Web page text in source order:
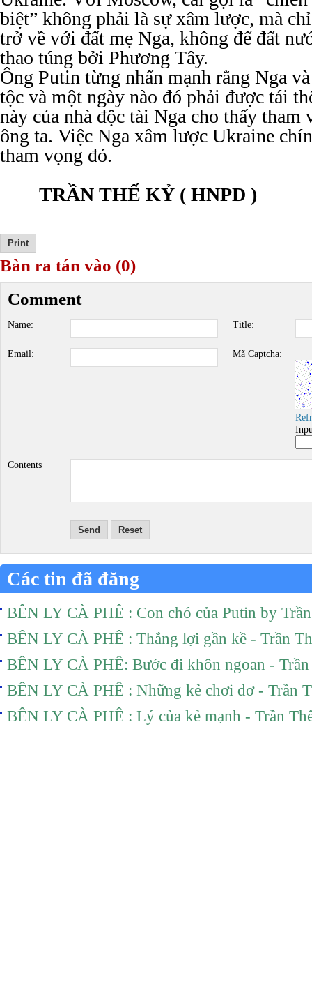
biệt” không phải là sự xâm lược, mà
trở về với đất mẹ Nga, không để đất
thao túng bởi Phương Tây.
Ông Putin từng nhấn mạnh rằng Nga
tộc và một ngày nào đó phải được tái
này của nhà độc tài Nga cho thấy tham
ông ta. Việc Nga xâm lược Ukraine
tham vọng đó.
TRẦN THẾ KỶ ( HNPD )
Bàn ra tán vào (0)
Comment
Name: Title:
Email: Mã Captcha:
Contents
Send Reset
Các tin đã đăng
BÊN LY CÀ PHÊ : Con chó của Putin by
BÊN LY CÀ PHÊ : Thắng lợi gần kề - Trần
BÊN LY CÀ PHÊ: Bước đi khôn ngoan -
BÊN LY CÀ PHÊ : Những kẻ chơi dơ - Trần
BÊN LY CÀ PHÊ : Lý của kẻ mạnh - Trần